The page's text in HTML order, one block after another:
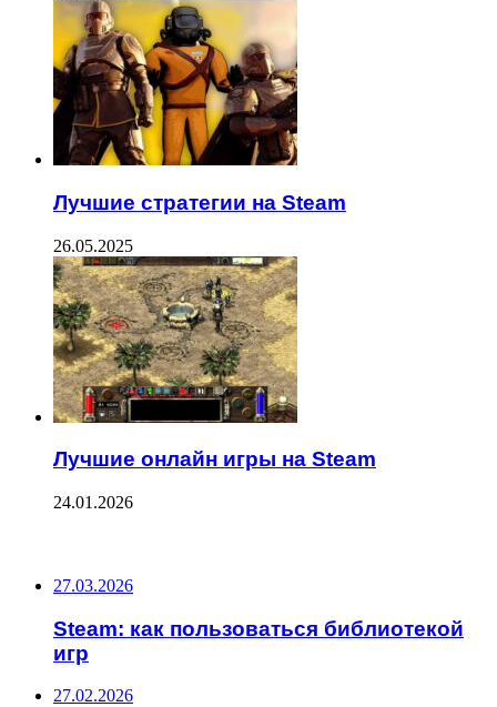
Лучшие стратегии на Steam
26.05.2025
Лучшие онлайн игры на Steam
24.01.2026
27.03.2026
Steam: как пользоваться библиотекой
игр
27.02.2026